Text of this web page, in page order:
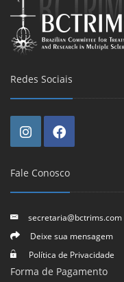
Redes Sociais
Fale Conosco
secretaria@bctrims.com
Deixe sua mensagem
Política de Privacidade
Forma de Pagamento